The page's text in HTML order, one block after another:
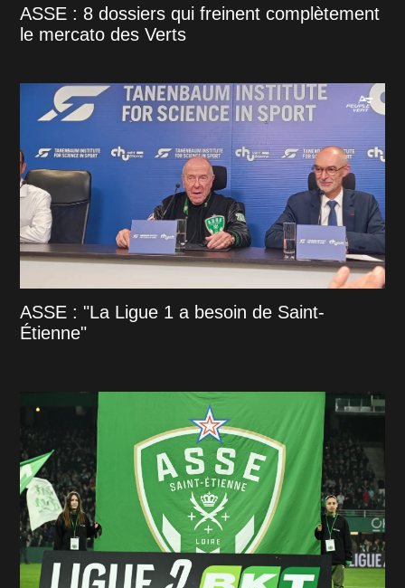
ASSE : 8 dossiers qui freinent complètement
le mercato des Verts
ASSE : "La Ligue 1 a besoin de Saint-
Étienne"